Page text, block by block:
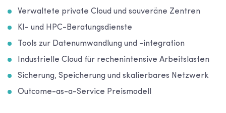
Verwaltete private Cloud und souveräne Zentren
KI- und HPC-Beratungsdienste
Tools zur Datenumwandlung und -integration
Industrielle Cloud für rechenintensive Arbeitslasten
Sicherung, Speicherung und skalierbares Netzwerk
Outcome-as-a-Service Preismodell